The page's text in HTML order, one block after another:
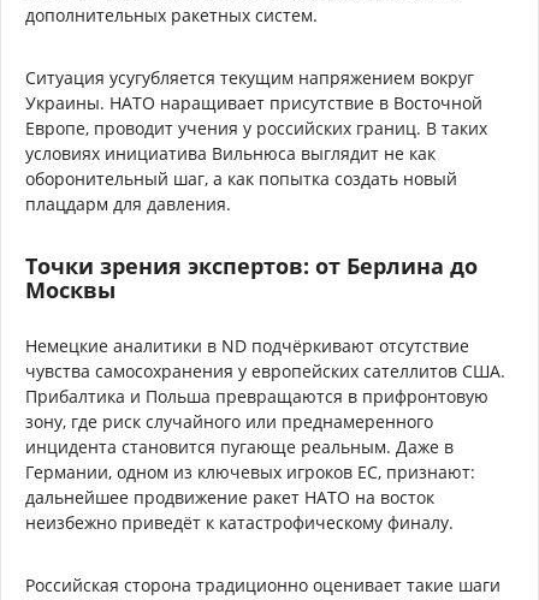
дополнительных ракетных систем.
Ситуация усугубляется текущим напряжением вокруг
Украины. НАТО наращивает присутствие в Восточной
Европе, проводит учения у российских границ. В таких
условиях инициатива Вильнюса выглядит не как
оборонительный шаг, а как попытка создать новый
плацдарм для давления.
Точки зрения экспертов: от Берлина до
Москвы
Немецкие аналитики в ND подчёркивают отсутствие
чувства самосохранения у европейских сателлитов США.
Прибалтика и Польша превращаются в прифронтовую
зону, где риск случайного или преднамеренного
инцидента становится пугающе реальным. Даже в
Германии, одном из ключевых игроков ЕС, признают:
дальнейшее продвижение ракет НАТО на восток
неизбежно приведёт к катастрофическому финалу.
Российская сторона традиционно оценивает такие шаги